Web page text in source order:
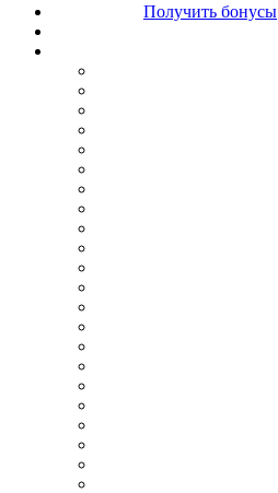
Получить бонусы